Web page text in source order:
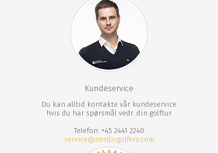
Terrasse
Utendørs svømmebasseng
Gratis WiFi
Parkering mot betaling
Kundeservice
Du kan alltid kontakte vår kundeservice
hvis du har spørsmål vedr. din golftur
Telefon: +45 2441 2240
service@nordicgolfers.com